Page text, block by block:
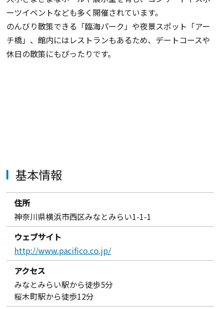
ーツイベントなども多く開催されています。
のんびり散策できる「臨海パーク」や夜景スポット「アー
チ橋」、館内にはレストランもあるため、デートコースや
休日の散策にもぴったりです。
基本情報
住所
神奈川県横浜市西区みなとみらい1-1-1
ウェブサイト
http://www.pacifico.co.jp/
アクセス
みなとみらい駅から徒歩5分
桜木町駅から徒歩12分